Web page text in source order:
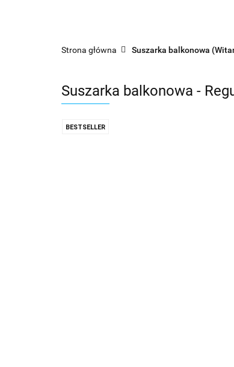
Strona główna Suszarka balkonowa
Suszarka balkonowa -
BESTSELLER